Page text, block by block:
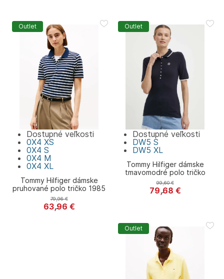
Outlet
Tommy Hilfiger dámske
pruhované polo tričko 1985
Tommy Hilfiger
63,96 €
79,96€
Dostupné veľkosti
0X4 XS
0X4 S
0X4 M
0X4 XL
Outlet
Tommy Hilfiger dámske
tmavomodré polo tričko
Tommy Hilfiger
79,68 €
99,60€
Dostupné veľkosti
DW5 S
DW5 XL
Outlet